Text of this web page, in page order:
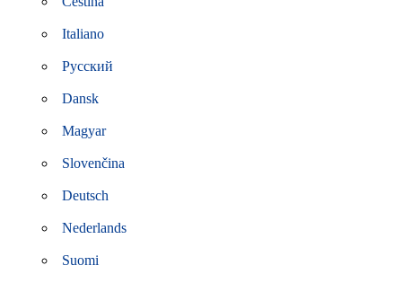
Italiano
Русский
Dansk
Magyar
Slovenčina
Deutsch
Nederlands
Suomi